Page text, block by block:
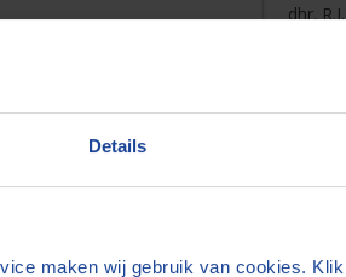
Details
maken wij gebruik van cookies.
dhr.
Het
zich
Het
is